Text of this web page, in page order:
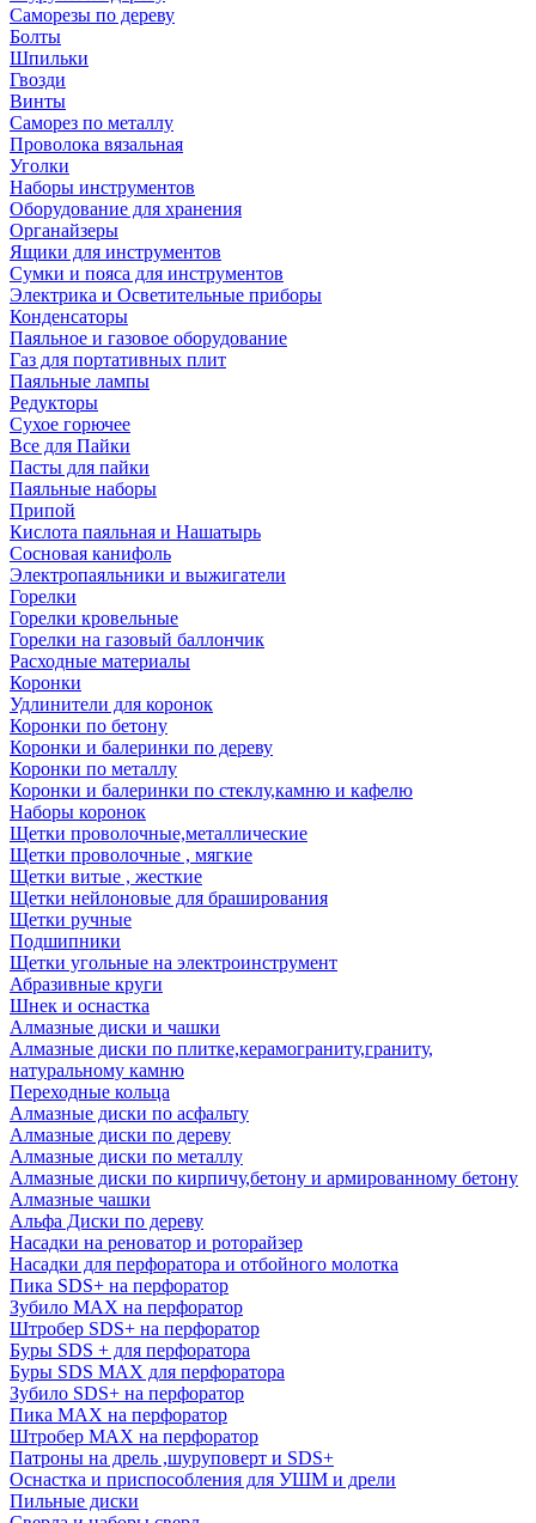
Саморезы по дереву
Болты
Шпильки
Гвозди
Винты
Саморез по металлу
Проволока вязальная
Уголки
Наборы инструментов
Оборудование для хранения
Органайзеры
Ящики для инструментов
Сумки и пояса для инструментов
Электрика и Осветительные приборы
Конденсаторы
Паяльное и газовое оборудование
Газ для портативных плит
Паяльные лампы
Редукторы
Сухое горючее
Все для Пайки
Пасты для пайки
Паяльные наборы
Припой
Кислота паяльная и Нашатырь
Сосновая канифоль
Электропаяльники и выжигатели
Горелки
Горелки кровельные
Горелки на газовый баллончик
Расходные материалы
Коронки
Удлинители для коронок
Коронки по бетону
Коронки и балеринки по дереву
Коронки по металлу
Коронки и балеринки по стеклу,камню и кафелю
Наборы коронок
Щетки проволочные,металлические
Щетки проволочные , мягкие
Щетки витые , жесткие
Щетки нейлоновые для браширования
Щетки ручные
Подшипники
Щетки угольные на электроинструмент
Абразивные круги
Шнек и оснастка
Алмазные диски и чашки
Алмазные диски по плитке,керамограниту,граниту,
натуральному камню
Переходные кольца
Алмазные диски по асфальту
Алмазные диски по дереву
Алмазные диски по металлу
Алмазные диски по кирпичу,бетону и армированному бетону
Алмазные чашки
Альфа Диски по дереву
Насадки на реноватор и роторайзер
Насадки для перфоратора и отбойного молотка
Пика SDS+ на перфоратор
Зубило MAX на перфоратор
Штробер SDS+ на перфоратор
Буры SDS + для перфоратора
Буры SDS MAX для перфоратора
Зубило SDS+ на перфоратор
Пика MAX на перфоратор
Штробер MAX на перфоратор
Патроны на дрель ,шуруповерт и SDS+
Оснастка и приспособления для УШМ и дрели
Пильные диски